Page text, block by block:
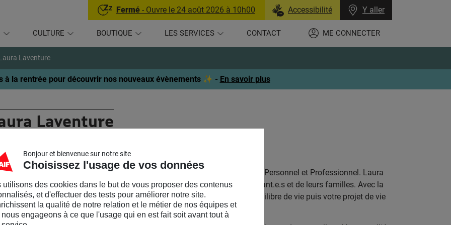
Fermé - Ouvre le 24 août 2026 à 10h00 Accessibilité Y aller
CULTURE BOUTIQUE LES SERVICES CONTACT ME CONNECTER
Laventure
à la rentrée pour découvrir nos nouveaux évènements ✨ - En savoir plus
Laventure
Psychothérapeute, Anthropologue Sociale, Addictologue, Coach Personnel et Professionnel. Laura
est spécialisée dans la prise en charge des personnes afrodescendant.e.s et de leurs familles. Avec la
de prendre soin de vous afin de que vous puissiez construire votre équilibre de vie puis votre projet de vie
entrepreneuriat, travail, amour, …).
Bonjour et bienvenue sur notre site
Choisissez l'usage de vos données
utilisons des cookies dans le but de vous proposer des contenus
et d'effectuer des tests pour améliorer notre site.
la qualité de notre relation et le métier de nos équipes et
nous engageons à ce que l'usage qui en est fait soit avant tout à